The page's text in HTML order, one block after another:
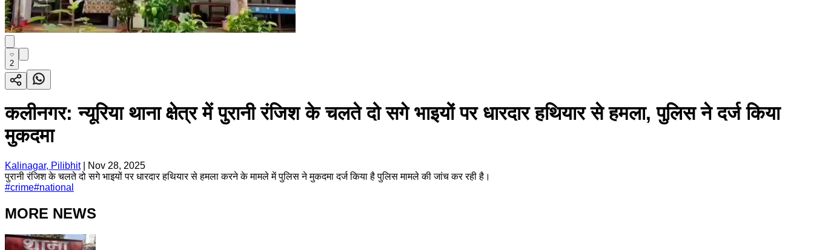
2
कलीनगर: न्यूरिया थाना क्षेत्र में पुरानी रंजिश के चलते दो सगे भाइयों पर धारदार हथियार से हमला, पुलिस ने दर्ज किया
मुकदमा
Kalinagar, Pilibhit|
Nov 28, 2025
पुरानी रंजिश के चलते दो सगे भाइयों पर धारदार हथियार से हमला करने के मामले में पुलिस ने मुकदमा दर्ज किया है पुलिस मामले की जांच कर रही है।
#crime#national
MORE NEWS